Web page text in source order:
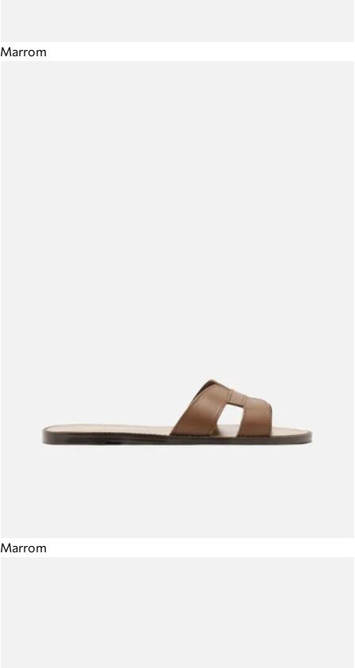
Marrom
Marrom